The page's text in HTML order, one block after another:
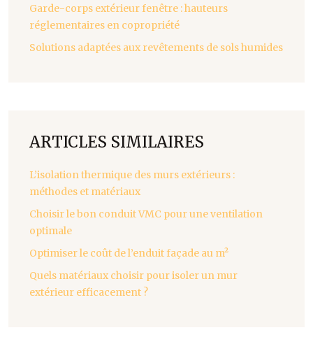
Garde-corps extérieur fenêtre : hauteurs
réglementaires en copropriété
Solutions adaptées aux revêtements de sols humides
ARTICLES SIMILAIRES
L’isolation thermique des murs extérieurs :
méthodes et matériaux
Choisir le bon conduit VMC pour une ventilation
optimale
Optimiser le coût de l’enduit façade au m²
Quels matériaux choisir pour isoler un mur
extérieur efficacement ?